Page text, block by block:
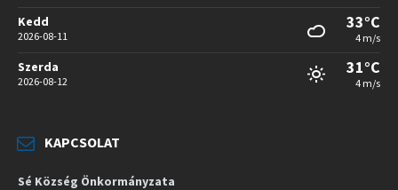
Kedd
2026-08-11
33°C
4 m/s
Szerda
2026-08-12
31°C
4 m/s
KAPCSOLAT
Sé Község Önkormányzata